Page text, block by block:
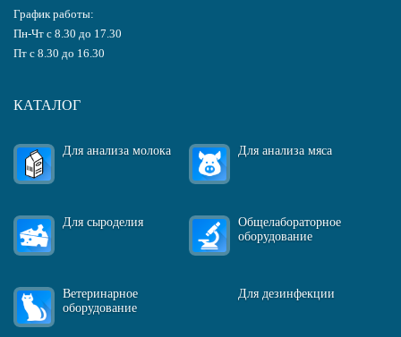
График работы:
Пн-Чт с 8.30 до 17.30
Пт с 8.30 до 16.30
КАТАЛОГ
Для анализа молока Для анализа мяса
Для сыроделия
Общелабораторное
оборудование
Ветеринарное
оборудование
Для дезинфекции